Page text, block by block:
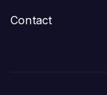
Contact